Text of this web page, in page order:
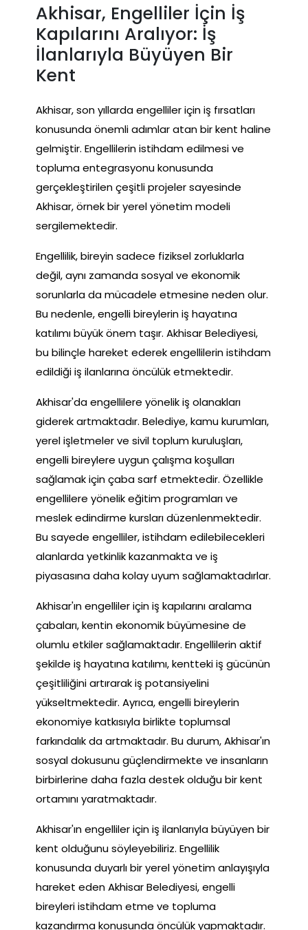
Akhisar, Engelliler İçin İş
Kapılarını Aralıyor: İş
İlanlarıyla Büyüyen Bir
Kent
Akhisar, son yıllarda engelliler için iş fırsatları
konusunda önemli adımlar atan bir kent haline
gelmiştir. Engellilerin istihdam edilmesi ve
topluma entegrasyonu konusunda
gerçekleştirilen çeşitli projeler sayesinde
Akhisar, örnek bir yerel yönetim modeli
sergilemektedir.
Engellilik, bireyin sadece fiziksel zorluklarla
değil, aynı zamanda sosyal ve ekonomik
sorunlarla da mücadele etmesine neden olur.
Bu nedenle, engelli bireylerin iş hayatına
katılımı büyük önem taşır. Akhisar Belediyesi,
bu bilinçle hareket ederek engellilerin istihdam
edildiği iş ilanlarına öncülük etmektedir.
Akhisar'da engellilere yönelik iş olanakları
giderek artmaktadır. Belediye, kamu kurumları,
yerel işletmeler ve sivil toplum kuruluşları,
engelli bireylere uygun çalışma koşulları
sağlamak için çaba sarf etmektedir. Özellikle
engellilere yönelik eğitim programları ve
meslek edindirme kursları düzenlenmektedir.
Bu sayede engelliler, istihdam edilebilecekleri
alanlarda yetkinlik kazanmakta ve iş
piyasasına daha kolay uyum sağlamaktadırlar.
Akhisar'ın engelliler için iş kapılarını aralama
çabaları, kentin ekonomik büyümesine de
olumlu etkiler sağlamaktadır. Engellilerin aktif
şekilde iş hayatına katılımı, kentteki iş gücünün
çeşitliliğini artırarak iş potansiyelini
yükseltmektedir. Ayrıca, engelli bireylerin
ekonomiye katkısıyla birlikte toplumsal
farkındalık da artmaktadır. Bu durum, Akhisar'ın
sosyal dokusunu güçlendirmekte ve insanların
birbirlerine daha fazla destek olduğu bir kent
ortamını yaratmaktadır.
Akhisar'ın engelliler için iş ilanlarıyla büyüyen bir
kent olduğunu söyleyebiliriz. Engellilik
konusunda duyarlı bir yerel yönetim anlayışıyla
hareket eden Akhisar Belediyesi, engelli
bireyleri istihdam etme ve topluma
kazandırma konusunda öncülük yapmaktadır.